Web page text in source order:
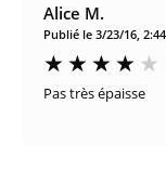
Alice M.
Publié le 3/23/16,
Pas très épaisse